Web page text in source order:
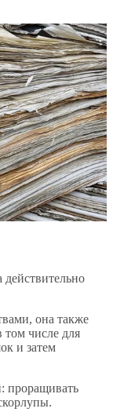
она также
том числе для
и затем
проращивать